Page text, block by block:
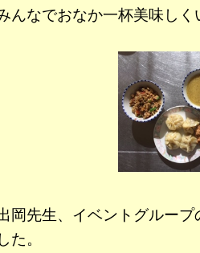
んなでおなか一杯美味しく
岡先生、イベントグルー
した。